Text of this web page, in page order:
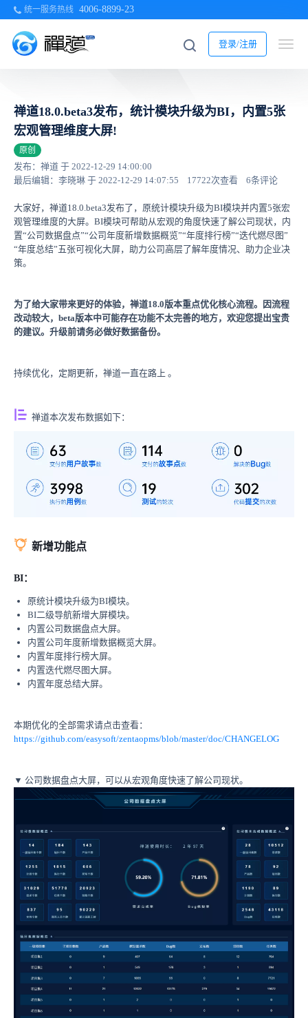
统一服务热线 4006-8899-23
登录/注册
禅道18.0.beta3发布，统计模块升级为BI，内置5张
宏观管理维度大屏!
原创
发布：禅道 于 2022-12-29 14:00:00
最后编辑：李晓琳 于 2022-12-29 14:07:55
17722次查看 6条评论
大家好，禅道18.0.beta3发布了，原统计模块升级为BI模块并内置5张宏
观管理维度的大屏。BI模块可帮助从宏观的角度快速了解公司现状，内
置“公司数据盘点”“公司年度新增数据概览”“年度排行榜”“迭代燃尽图”
“年度总结”五张可视化大屏，助力公司高层了解年度情况、助力企业决
策。
为了给大家带来更好的体验，禅道18.0版本重点优化核心流程。因流程
改动较大，beta版本中可能存在功能不太完善的地方，欢迎您提出宝贵
的建议。升级前请务必做好数据备份。
持续优化，定期更新，禅道一直在路上 。
禅道本次发布数据如下：
新增功能点
BI：
原统计模块升级为BI模块。
BI二级导航新增大屏模块。
内置公司数据盘点大屏。
内置公司年度新增数据概览大屏。
内置年度排行榜大屏。
内置迭代燃尽图大屏。
内置年度总结大屏。
本期优化的全部需求请点击查看：
https://github.com/easysoft/zentaopms/blob/master/doc/CHANGELOG
▼ 公司数据盘点大屏，可以从宏观角度快速了解公司现状。